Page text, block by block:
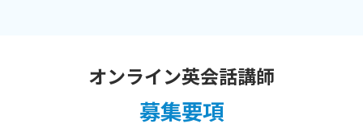
オンライン英会話講師
募集要項